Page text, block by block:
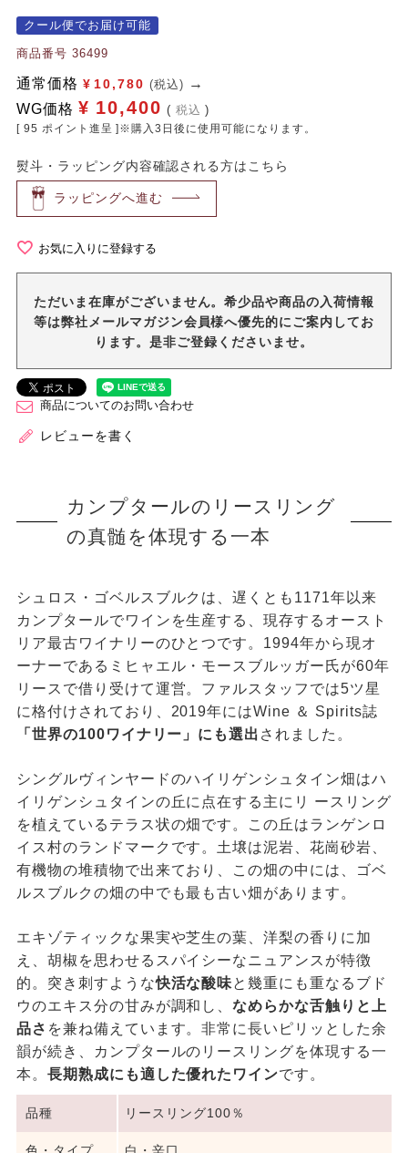
クール便でお届け可能
商品番号 36499
通常価格 ¥ 10,780 (税込)
WG価格 ¥ 10,400 税込
[ 95 ポイント進呈 ]※購入3日後に使用可能になります。
熨斗・ラッピング内容確認される方はこちら
ラッピングへ進む
お気に入りに登録する
ただいま在庫がございません。希少品や商品の入荷情報
等は弊社メールマガジン会員様へ優先的にご案内してお
ります。是非ご登録くださいませ。
商品についてのお問い合わせ
レビューを書く
カンプタールのリースリング
の真髄を体現する一本
シュロス・ゴベルスブルクは、遅くとも1171年以来
カンプタールでワインを生産する、現存するオースト
リア最古ワイナリーのひとつです。1994年から現オ
ーナーであるミヒャエル・モースブルッガー氏が60年
リースで借り受けて運営。ファルスタッフでは5ツ星
に格付けされており、2019年にはWine ＆ Spirits誌
「世界の100ワイナリー」にも選出 されました。
シングルヴィンヤードのハイリゲンシュタイン畑はハ
イリゲンシュタインの丘に点在する主にリ ースリング
を植えているテラス状の畑です。この丘はランゲンロ
イス村のランドマークです。土壌は泥岩、花崗砂岩、
有機物の堆積物で出来ており、この畑の中には、ゴベ
ルスブルクの畑の中でも最も古い畑があります。
エキゾティックな果実や芝生の葉、洋梨の香りに加
え、胡椒を思わせるスパイシーなニュアンスが特徴
的。突き刺すような快活な酸味と幾重にも重なるブド
ウのエキス分の甘みが調和し、なめらかな舌触りと上
品さ を兼ね備えています。非常に長いピリッとした余
韻が続き、カンプタールのリースリングを体現する一
本。 長期熟成にも適した優れたワインです。
品種 リースリング100％